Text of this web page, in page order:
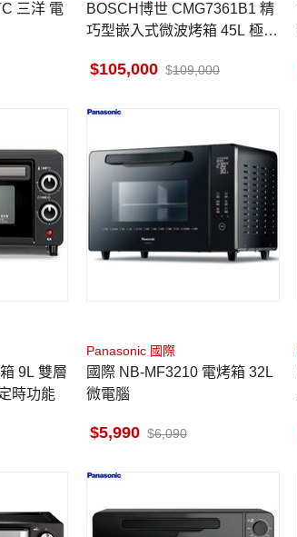
三洋 電
BOSCH博世 CMG7361B1 精
巧型嵌入式微波烤箱 45L 極致
105,000 109,000
時功能
Panasonic 國際
國際 NB-MF3210 電烤箱 32L
微電腦
5,990 6,090